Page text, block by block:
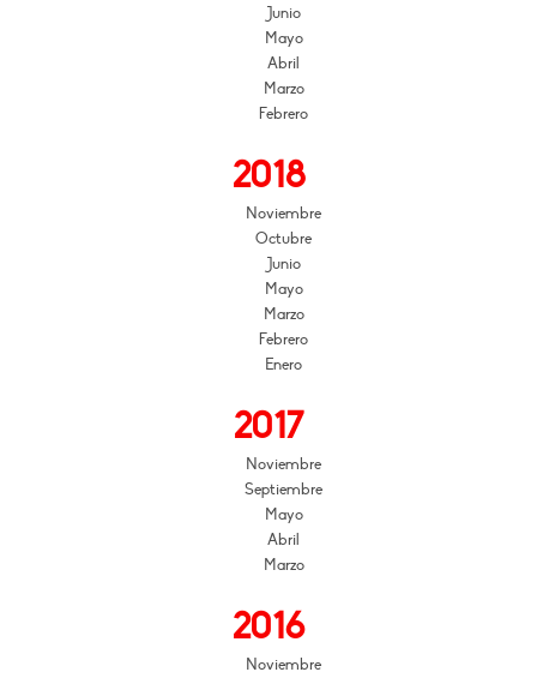
Junio
Mayo
Abril
Marzo
Febrero
2018
Noviembre
Octubre
Junio
Mayo
Marzo
Febrero
Enero
2017
Noviembre
Septiembre
Mayo
Abril
Marzo
2016
Noviembre